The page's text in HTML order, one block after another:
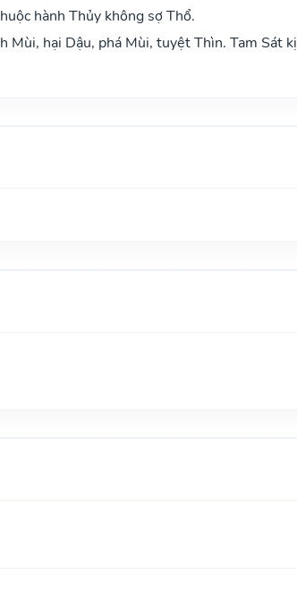
hành Thủy không sợ Thổ.
Mùi, hại Dậu, phá Mùi, tuyệt Thìn. Tam Sát kị